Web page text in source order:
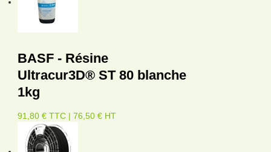
BASF - Résine
Ultracur3D® ST 80 blanche
1kg
91,80 € TTC | 76,50 € HT